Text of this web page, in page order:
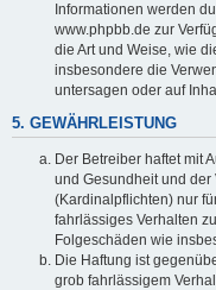
Informationen werden
www.phpbb.de zur
die Art und Weise, wie
insbesondere die
untersagen oder auf
5. GEWÄHRLEISTUNG
Der Betreiber haftet mit
und Gesundheit und der
(Kardinalpflichten) nur
fahrlässiges Verhalten
Folgeschäden wie
Die Haftung ist
grob fahrlässigem